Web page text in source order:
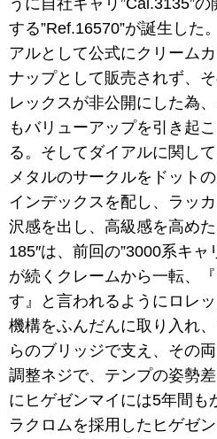
する”Ref.16570”が誕生した
アルとして公式にクリーム
ナップとして販売されず、
レックスが非公開にした為
もバリューアップを引き起
る。そしてダイアルに関し
メタルのサークルをドット
インデックスを配し、ラッ
沢感を出し、高級感を高め
185″は、前回の”3000系キ
が続くクレームから一転、
す』と言われるようにロレ
機構をふんだんに取り入れ
らのブリッジで支え、その
調整ネジで、テンプの姿勢
にヒゲゼンマイには5年間も
ラクロムを採用したヒゲゼ